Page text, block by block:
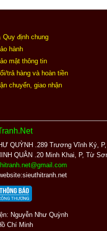
Quy định chung
hành
mật thông tin
trả hàng và hoàn tiền
chuyển, giao nhận
QUỲNH .289 Trương Vĩnh Ký, P,
QUÂN .20 Minh Khai, P, Từ
sở
Nguyễn Như Quỳnh
Chí Minh